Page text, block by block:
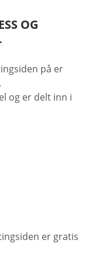
OG
på er
og er delt inn i
er gratis